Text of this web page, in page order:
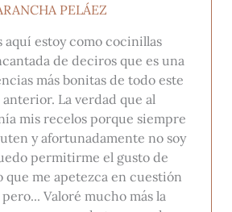
PELÁEZ
aquí estoy como cocinillas
de deciros que es una
más bonitas de todo este
anterior. La verdad que al
mis recelos porque siempre
y afortunadamente no soy
permitirme el gusto de
que me apetezca en cuestión
Valoré mucho más la